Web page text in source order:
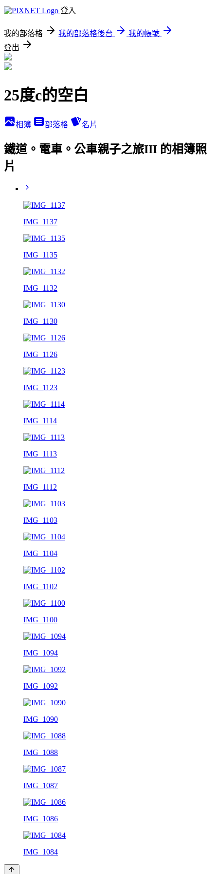
登入
我的部落格 我的部落格後台
我的帳號
登出
25度c的空白
相簿 部落格 名片
鐵道。電車。公車親子之旅III 的相簿照
片
IMG_1137
IMG_1135
IMG_1132
IMG_1130
IMG_1126
IMG_1123
IMG_1114
IMG_1113
IMG_1112
IMG_1103
IMG_1104
IMG_1102
IMG_1100
IMG_1094
IMG_1092
IMG_1090
IMG_1088
IMG_1087
IMG_1086
IMG_1084